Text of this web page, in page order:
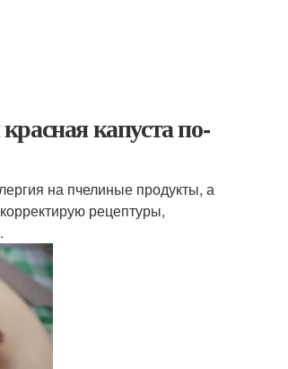
капуста по-
на пчелиные продукты, а
рецептуры,